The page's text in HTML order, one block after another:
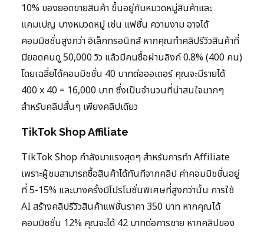
10% ของยอดขายสินค้า ขึ้นอยู่กับหมวดหมู่สินค้าและ
แคมเปญ บางหมวดหมู่ เช่น แฟชั่น ความงาม อาจได้
คอมมิชชั่นสูงกว่า อิเล็กทรอนิกส์ หากคุณทำคลิปรีวิวสินค้าที่
มียอดคนดู 50,000 วิว แล้วมีคนซื้อผ่านลิงก์ 0.8% (400 คน)
โดยเฉลี่ยได้คอมมิชชั่น 40 บาทต่อออเดอร์ คุณจะมีรายได้
400 x 40 = 16,000 บาท ซึ่งเป็นจำนวนที่น่าสนใจมากๆ
สำหรับคลิปสั้นๆ เพียงคลิปเดียว
TikTok Shop Affiliate
TikTok Shop กำลังมาแรงสุดๆ สำหรับการทำ Affiliate
เพราะผู้ชมสามารถซื้อสินค้าได้ทันทีจากคลิป ค่าคอมมิชชั่นอยู่
ที่ 5-15% และบางครั้งมีโปรโมชั่นพิเศษที่สูงกว่านั้น การใช้
AI สร้างคลิปรีวิวสินค้าแฟชั่นราคา 350 บาท หากคุณได้
คอมมิชชั่น 12% คุณจะได้ 42 บาทต่อการขาย หากคลิปของ